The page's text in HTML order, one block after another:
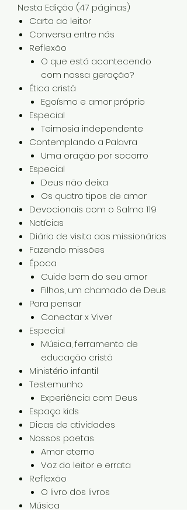
Nesta Edição (47 páginas)
Carta ao leitor
Conversa entre nós
Reflexão
O que está acontecendo
com nossa geração?
Ética cristã
Egoísmo e amor próprio
Especial
Teimosia independente
Contemplando a Palavra
Uma oração por socorro
Especial
Deus não deixa
Os quatro tipos de amor
Devocionais com o Salmo 119
Notícias
Diário de visita aos missionários
Fazendo missões
Época
Cuide bem do seu amor
Filhos, um chamado de Deus
Para pensar
Conectar x Viver
Especial
Música, ferramento de
educação cristã
Ministério infantil
Testemunho
Experiência com Deus
Espaço kids
Dicas de atividades
Nossos poetas
Amor eterno
Voz do leitor e errata
Reflexão
O livro dos livros
Música